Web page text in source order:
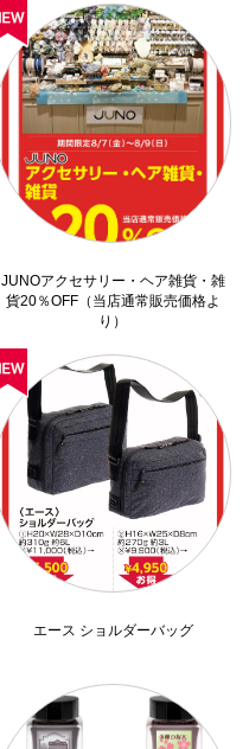
JUNOアクセサリー・ヘア雑貨・雑
貨20％OFF（当店通常販売価格よ
り）
エース ショルダーバッグ